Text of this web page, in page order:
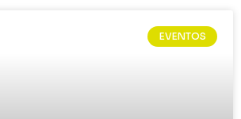
EVENTOS